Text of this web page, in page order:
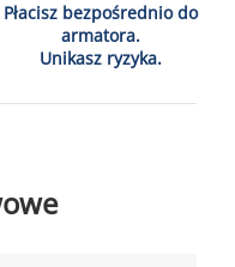
Płacisz bezpośrednio do
armatora.
Unikasz ryzyka.